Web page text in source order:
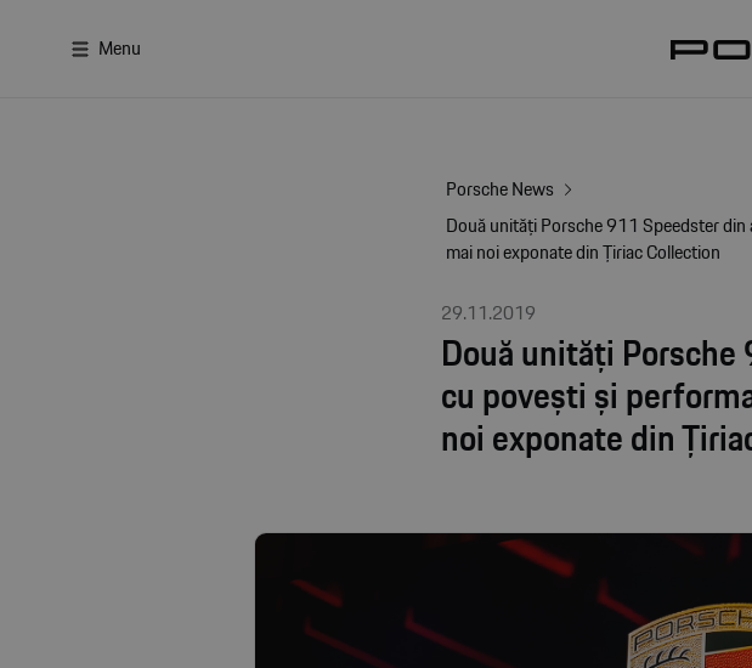
Menu
Porsche News
Două unități Porsche 911 Speedster
mai noi exponate din Țiriac Collection
29.11.2019
Două unități
cu povești și
noi exponate din